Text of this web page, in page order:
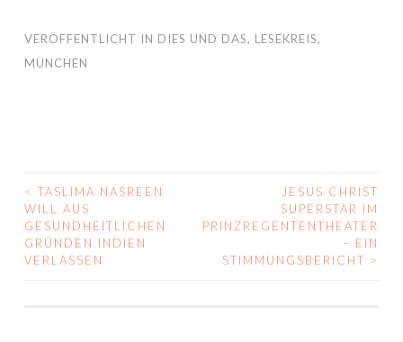
VERÖFFENTLICHT IN DIES UND DAS, LESEKREIS,
MÜNCHEN
BEITRAGS-
NAVIGATION
< TASLIMA NASREEN
WILL AUS
GESUNDHEITLICHEN
GRÜNDEN INDIEN
VERLASSEN
JESUS CHRIST
SUPERSTAR IM
PRINZREGENTENTHEATER
– EIN
STIMMUNGSBERICHT >